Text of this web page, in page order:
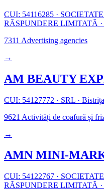
CUI: 54116285 ·
RĂSPUNDERE LIMITATĂ ·
7311 Advertising agencies
→
AM BEAUTY
CUI: 54127772 · SRL ·
9621 Activități de coafură și
→
AMN MINI-
CUI: 54122767 ·
RĂSPUNDERE LIMITATĂ ·